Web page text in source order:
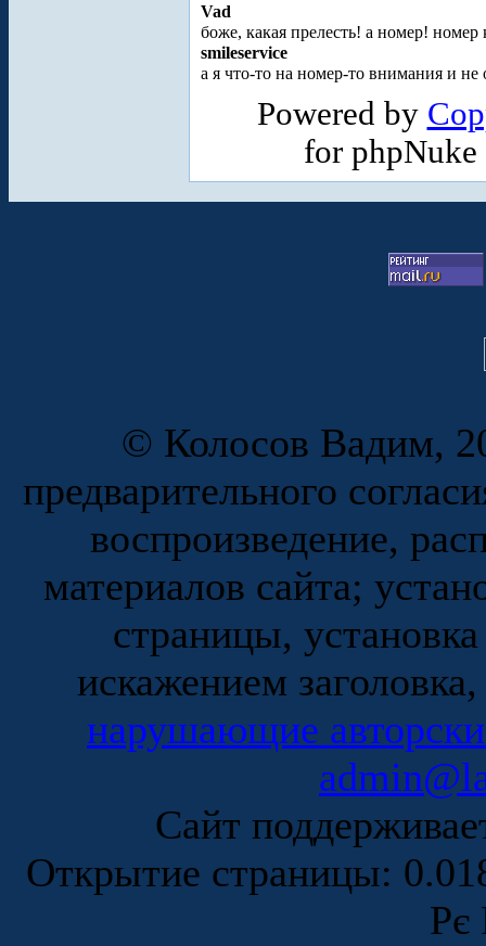
Vad
боже, какая прелесть! а номер!
smileservice
а я что-то на номер-то внимания и не
Powered by
for
© Колосов Вадим,
предварительного
воспроизведение,
материалов сайта;
страницы,
искажением
нарушающие
Сайт
Открытие страницы:
Рє